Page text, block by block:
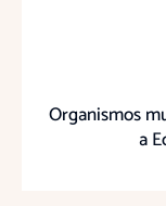
Organismos
a